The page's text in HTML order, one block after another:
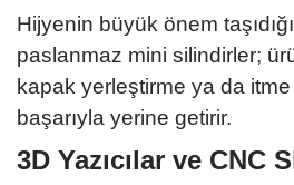
Hijyenin büyük önem
paslanmaz mini silindirler;
kapak yerleştirme ya da
başarıyla yerine getirir.
3D Yazıcılar ve CNC